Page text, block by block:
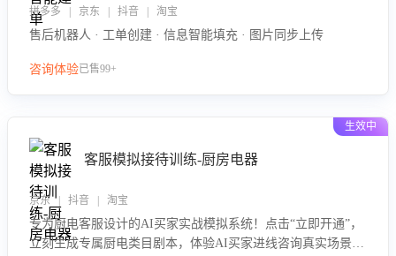
拼多多 | 京东 | 抖音 | 淘宝
售后机器人 · 工单创建 · 信息智能填充 · 图片同步上传
咨询体验已售99+
生效中
客服模拟接待训练-厨房电器
京东 | 抖音 | 淘宝
专为厨电客服设计的AI买家实战模拟系统！点击“立即开通”，
立刻生成专属厨电类目剧本，体验AI买家进线咨询真实场景训